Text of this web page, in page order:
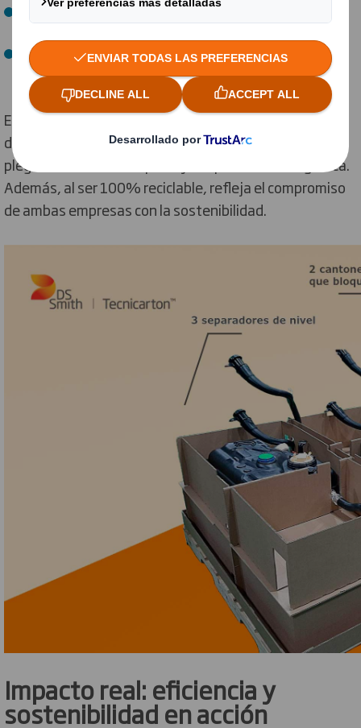
Tres Separadores de nivel: distribuyen el peso y aíslan
Dos cantoneras con sujeciones integradas: aseguran
estabilidad sin añadir materiales extra.
Este diseño, fácil de montar y desmontar, protege los
depósitos durante el transporte y que se entrega
plegado, ahorrando espacio y simplificando la logística.
Además, al ser 100% reciclable, refleja el compromiso
de ambas empresas con la sostenibilidad.
Impacto real: eficiencia y
sostenibilidad en acción